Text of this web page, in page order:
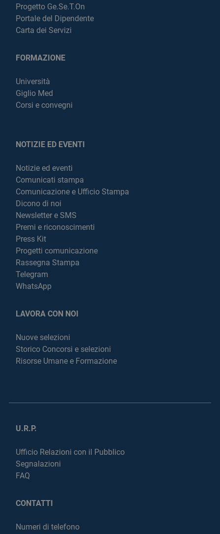
Progetto Ge.Se.T.On
Portale del Dipendente
Carta dei Servizi
FORMAZIONE
Università
Giglio Med
Corsi e convegni
NOTIZIE ED EVENTI
Notizie ed eventi
Comunicati stampa
Comunicazione e Ufficio Stampa
Dicono di noi
Newsletter e SMS
Premi e riconoscimenti
Press Kit
Progetti comunicazione
Rassegna Stampa
Telegram
WhatsApp
LAVORA CON NOI
Nuove selezioni
Storico Concorsi e selezioni
Risorse Umane e Formazione
U.R.P.
Ufficio Relazioni con il Pubblico
Segnalazioni
FAQ
CONTATTI
Numeri di telefono